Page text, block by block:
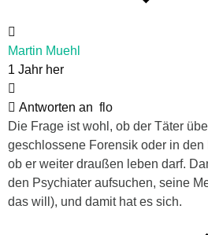
Martin Muehl
1 Jahr her
Antworten an flo
Die Frage ist wohl, ob der Täter
geschlossene Forensik oder in
ob er weiter draußen leben darf.
den Psychiater aufsuchen, seine
das will), und damit hat es sich.